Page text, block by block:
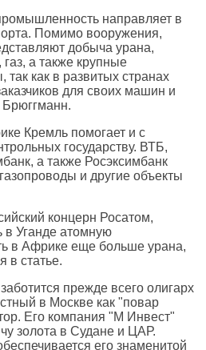
направляет в
Помимо вооружения,
добыча урана,
а также крупные
как в развитых странах
для своих машин и
Брюггманн.
Кремль помогает и с
государству. ВТБ,
а также Росэксимбанк
и другие объекты
концерн Росатом,
в Уганде атомную
в Африке еще больше урана,
в статье.
прежде всего олигарх
в Москве как "повар
Его компания "М Инвест"
золота в Судане и ЦАР.
его знаменитой